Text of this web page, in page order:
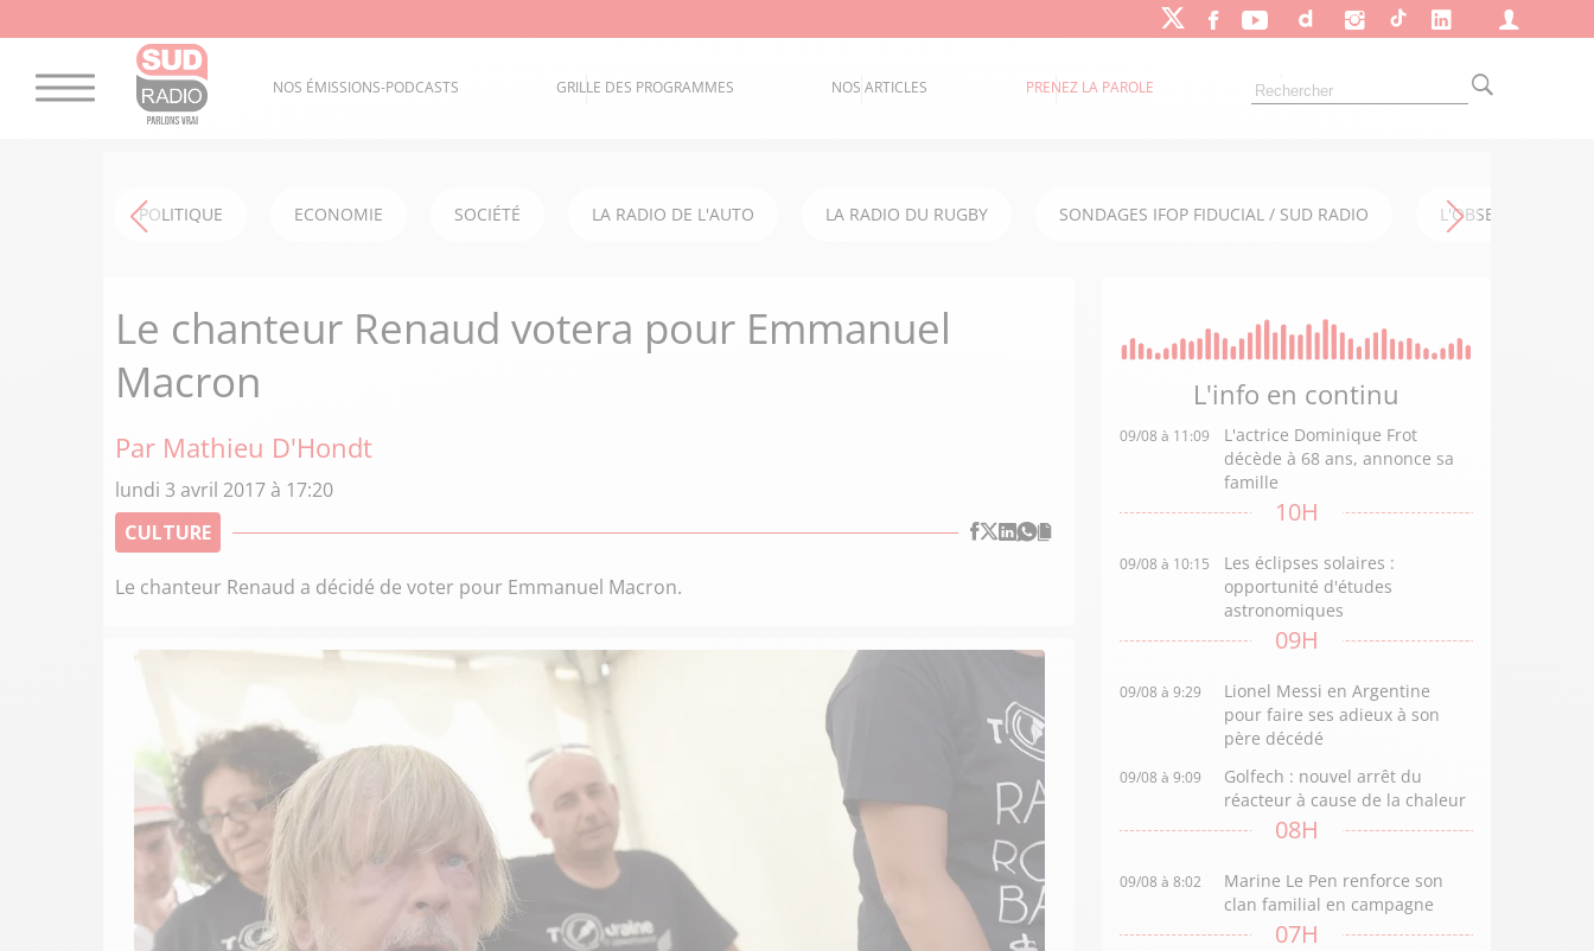
NOS ÉMISSIONS-PODCASTS GRILLE DES PROGRAMMES NOS ARTICLES PRENEZ LA PAROLE
POLITIQUE ECONOMIE SOCIÉTÉ LA RADIO DE L'AUTO LA RADIO DU RUGBY SONDAGES IFOP FIDUCIAL / SUD RADIO L'OBSERVATOIRE
Le chanteur Renaud votera pour Emmanuel
Macron
Par Mathieu D'Hondt
lundi 3 avril 2017 à 17:20
CULTURE
Le chanteur Renaud a décidé de voter pour Emmanuel Macron.
L'info en continu
09/08 à 11:09
L'actrice Dominique Frot
décède à 68 ans, annonce sa
famille
10H
09/08 à 10:15
Les éclipses solaires :
opportunité d'études
astronomiques
09H
09/08 à 9:29
Lionel Messi en Argentine
pour faire ses adieux à son
père décédé
09/08 à 9:09
Golfech : nouvel arrêt du
réacteur à cause de la chaleur
08H
09/08 à 8:02
Marine Le Pen renforce son
clan familial en campagne
07H